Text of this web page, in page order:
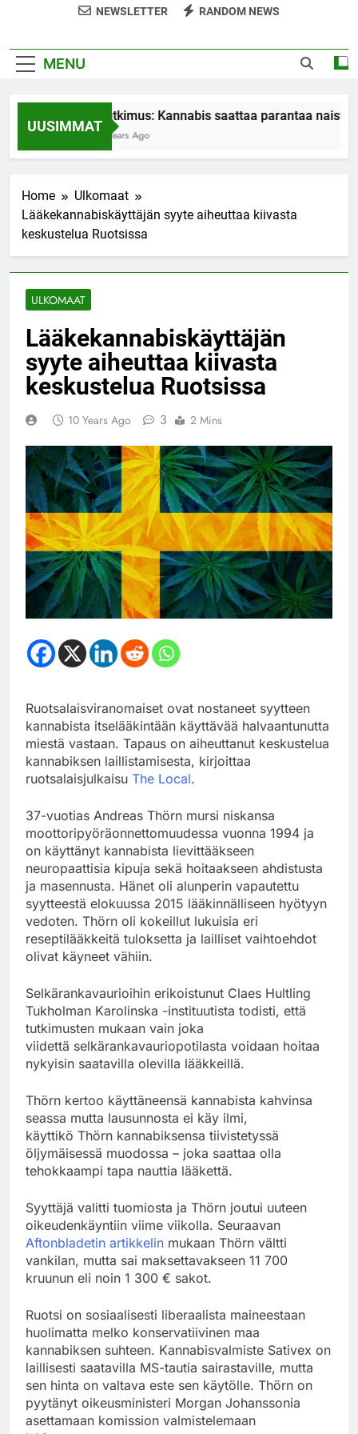
NEWSLETTER RANDOM NEWS
MENU
UUSIMMAT
Tutkimus: Kannabis saattaa parantaa naisten
7 Years Ago
Home
Ulkomaat
Lääkekannabiskäyttäjän syyte aiheuttaa kiivasta
keskustelua Ruotsissa
ULKOMAAT
Lääkekannabiskäyttäjän
syyte aiheuttaa kiivasta
keskustelua Ruotsissa
10 Years Ago 3 2 Mins
Ruotsalaisviranomaiset ovat nostaneet syytteen
kannabista itselääkintään käyttävää halvaantunutta
miestä vastaan. Tapaus on aiheuttanut keskustelua
kannabiksen laillistamisesta, kirjoittaa
ruotsalaisjulkaisu The Local.
37-vuotias Andreas Thörn mursi niskansa
moottoripyöräonnettomuudessa vuonna 1994 ja
on käyttänyt kannabista lievittääkseen
neuropaattisia kipuja sekä hoitaakseen ahdistusta
ja masennusta. Hänet oli alunperin vapautettu
syytteestä elokuussa 2015 lääkinnälliseen hyötyyn
vedoten. Thörn oli kokeillut lukuisia eri
reseptilääkkeitä tuloksetta ja lailliset vaihtoehdot
olivat käyneet vähiin.
Selkärankavaurioihin erikoistunut Claes Hultling
Tukholman Karolinska -instituutista todisti, että
tutkimusten mukaan vain joka
viidettä selkärankavauriopotilasta voidaan hoitaa
nykyisin saatavilla olevilla lääkkeillä.
Thörn kertoo käyttäneensä kannabista kahvinsa
seassa mutta lausunnosta ei käy ilmi,
käyttikö Thörn kannabiksensa tiivistetyssä
öljymäisessä muodossa – joka saattaa olla
tehokkaampi tapa nauttia lääkettä.
Syyttäjä valitti tuomiosta ja Thörn joutui uuteen
oikeudenkäyntiin viime viikolla. Seuraavan
Aftonbladetin artikkelin mukaan Thörn vältti
vankilan, mutta sai maksettavakseen 11 700
kruunun eli noin 1 300 € sakot.
Ruotsi on sosiaalisesti liberaalista maineestaan
huolimatta melko konservatiivinen maa
kannabiksen suhteen. Kannabisvalmiste Sativex on
laillisesti saatavilla MS-tautia sairastaville, mutta
sen hinta on valtava este sen käytölle. Thörn on
pyytänyt oikeusministeri Morgan Johanssonia
asettamaan komission valmistelemaan